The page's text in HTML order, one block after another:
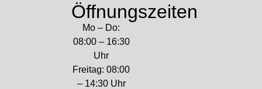
Öffnungszeiten
Mo – Do:
08:00 – 16:30
Uhr
Freitag: 08:00
– 14:30 Uhr